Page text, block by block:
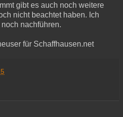
gibt es auch noch weitere
nicht beachtet haben. Ich
nachführen.
für Schaffhausen.net